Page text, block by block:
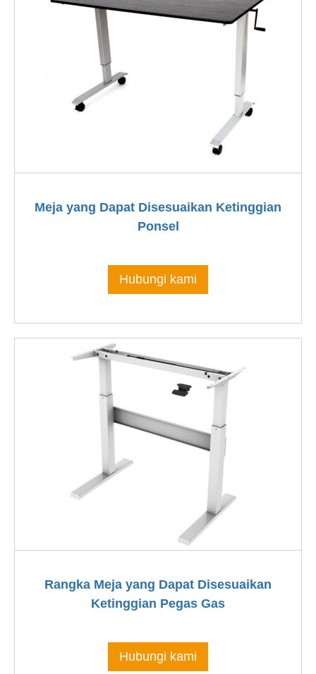
Meja yang Dapat Disesuaikan Ketinggian
Ponsel
Hubungi kami
Rangka Meja yang Dapat Disesuaikan
Ketinggian Pegas Gas
Hubungi kami